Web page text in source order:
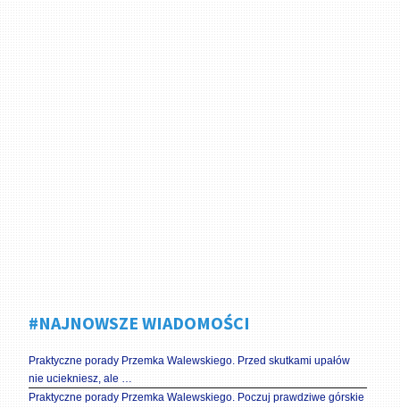
#NAJNOWSZE WIADOMOŚCI
Praktyczne porady Przemka Walewskiego. Przed skutkami upałów
nie uciekniesz, ale …
Praktyczne porady Przemka Walewskiego. Poczuj prawdziwe górskie